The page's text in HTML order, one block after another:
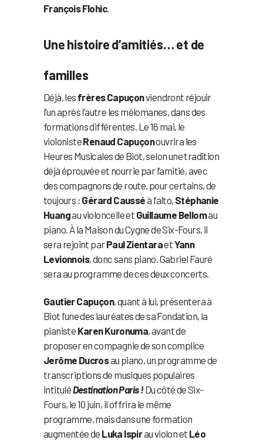
François Flohic.
Une histoire d’amitiés… et de
familles
Déjà, les frères Capuçonviendront réjouir
l’un après l’autre les mélomanes, dans des
formations différentes. Le 16 mai, le
violonisteRenaud Capuçonouvrira les
Heures Musicales de Biot, selon une tradition
déjà éprouvée et nourrie par l’amitié, avec
des compagnons de route, pour certains, de
toujours : Gérard Causséà l’alto, Stéphanie
Huangau violoncelle et Guillaume Bellomau
piano. À la Maison du Cygne de Six-Fours, il
sera rejoint parPaul ZientaraetYann
Levionnois, donc sans piano. Gabriel Fauré
sera au programme de ces deux concerts.
Gautier Capuçon, quant à lui, présentera à
Biot l’une des lauréates de sa Fondation, la
pianiste Karen Kuronuma, avant de
proposer en compagnie de son complice
Jerôme Ducrosau piano, un programme de
transcriptions de musiques populaires
intitulé Destination Paris ! Du côté de Six-
Fours, le 10 juin, il offrira le même
programme, mais dans une formation
augmentée de Luka Ispirau violon et Léo